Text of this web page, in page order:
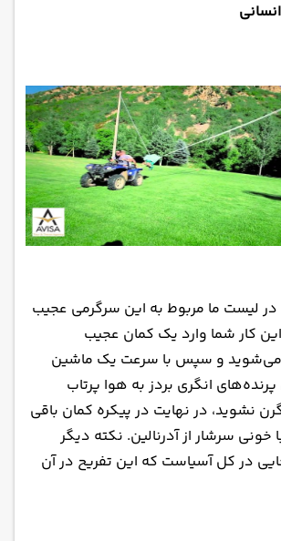
لیست ما مربوط به این سرگرمی عجیب
کار شما وارد یک کمان عجیب
و سپس با سرعت یک ماشین
شکل پرنده‌های انگری بردز به هوا پرتاب
نشوید، در نهایت در پیکره کمان باقی
خونی سرشار از آدرنالین. نکته دیگر
جایی در کل آسیاست که این تفریح در آن